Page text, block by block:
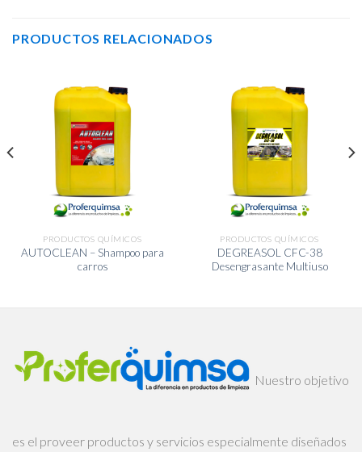
PRODUCTOS RELACIONADOS
PRODUCTOS QUÍMICOS
AUTOCLEAN – Shampoo para
carros
PRODUCTOS QUÍMICOS
DEGREASOL CFC-38
Desengrasante Multiuso
Nuestro objetivo
es el proveer productos y servicios especialmente diseñados